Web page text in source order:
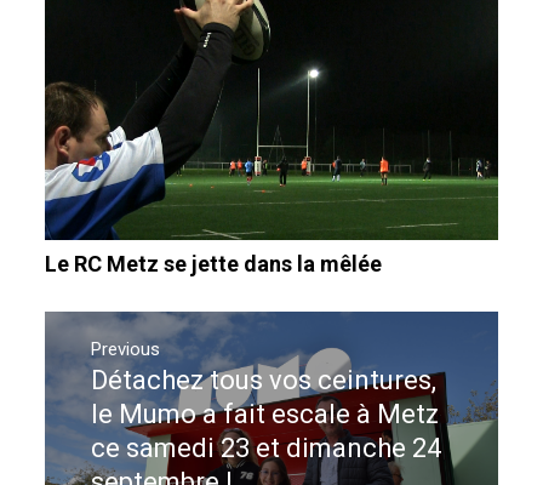
Le RC Metz se jette dans la mêlée
Navigation
de
l’article
Previous
Previous
post:
Détachez tous vos ceintures,
le Mumo a fait escale à Metz
ce samedi 23 et dimanche 24